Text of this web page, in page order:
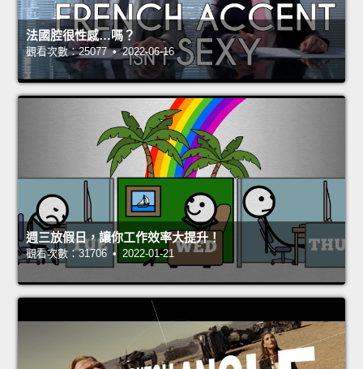
法國腔很性感…嗎？
觀看次數：25077 • 2022-06-16
週三放假日，讓你工作效率大提升！
觀看次數：31706 • 2022-01-21